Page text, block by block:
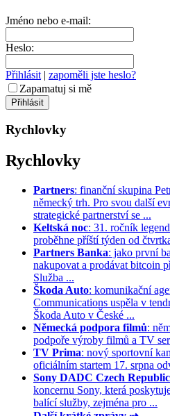
Jméno nebo e-mail:
Heslo:
Přihlásit | zapoměli jste heslo?
Zapamatuj si mě
Rychlovky
Rychlovky
Partners: finanční skupina
německý trh. Pro svou další
strategické partnerství se ...
Keltská noc: 31. ročník
proběhne příští týden od
Partners Banka: jako první
nakupovat a prodávat bitcoin
Služba ...
Škoda Auto: komunikační
Communications uspěla v
Škoda Auto v České ...
Německá podpora filmů:
podpoře výroby filmů a TV
TV Prima: nový sportovní
oficiálním startem 17. srpna
Sony DADC Czech Republic
koncernu Sony, která
balící služby, zejména pro ...